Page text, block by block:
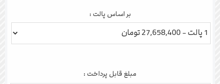
بر اساس پالت :
مبلغ قابل پرداخت :